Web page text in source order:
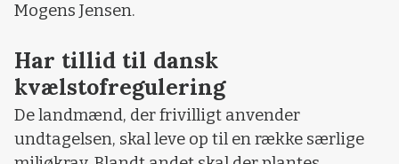
Mogens Jensen.
Har tillid til dansk
kvælstofregulering
De landmænd, der frivilligt anvender
undtagelsen, skal leve op til en række særlige